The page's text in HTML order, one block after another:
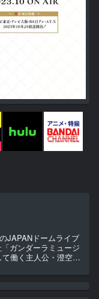
JAPANドームライブ
ガンダーラミュージ
働く主人公・澄空つ
ト「ウルトラズ」も